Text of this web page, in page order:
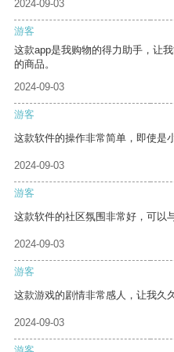
2024-09-03
游客
这款app是我购物的得力助手，让
的商品。
2024-09-03
游客
这款软件的操作非常简单，即使是
2024-09-03
游客
这款软件的社区氛围非常好，可以
2024-09-03
游客
这款游戏的剧情非常感人，让我久
2024-09-03